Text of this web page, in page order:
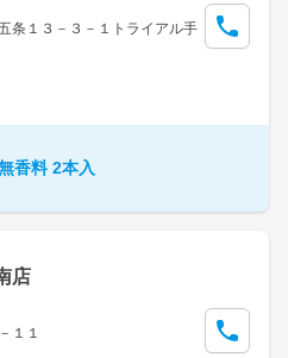
条１３－３－１トライアル手
香料 2本入
店
１１